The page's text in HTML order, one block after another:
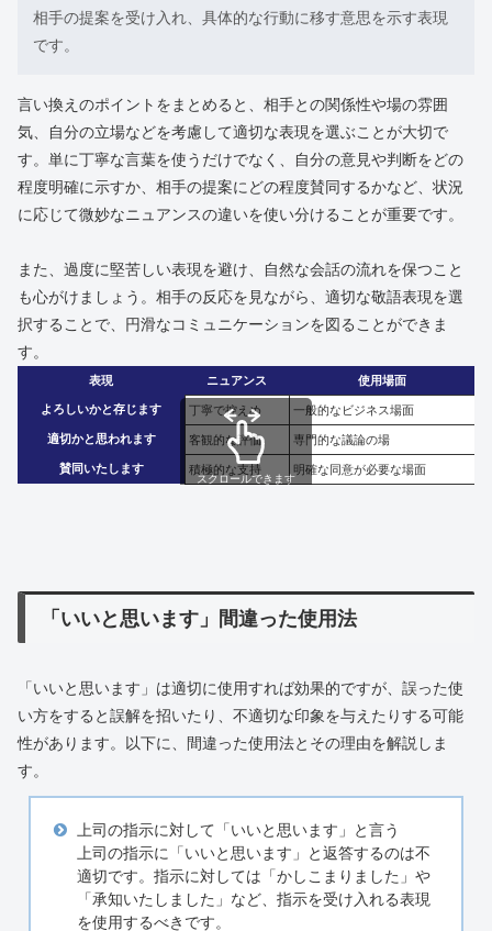
相手の提案を受け入れ、具体的な行動に移す意思を示す表現
です。
言い換えのポイントをまとめると、相手との関係性や場の雰囲
気、自分の立場などを考慮して適切な表現を選ぶことが大切で
す。単に丁寧な言葉を使うだけでなく、自分の意見や判断をどの
程度明確に示すか、相手の提案にどの程度賛同するかなど、状況
に応じて微妙なニュアンスの違いを使い分けることが重要です。
また、過度に堅苦しい表現を避け、自然な会話の流れを保つこと
も心がけましょう。相手の反応を見ながら、適切な敬語表現を選
択することで、円滑なコミュニケーションを図ることができま
す。
表現 ニュアンス 使用場面
よろしいかと存じます 丁寧で控えめ 一般的なビジネス場面
適切かと思われます 客観的な評価 専門的な議論の場
賛同いたします 積極的な支持 明確な同意が必要な場面
スクロールできます
「いいと思います」間違った使用法
「いいと思います」は適切に使用すれば効果的ですが、誤った使
い方をすると誤解を招いたり、不適切な印象を与えたりする可能
性があります。以下に、間違った使用法とその理由を解説しま
す。
上司の指示に対して「いいと思います」と言う
上司の指示に「いいと思います」と返答するのは不
適切です。指示に対しては「かしこまりました」や
「承知いたしました」など、指示を受け入れる表現
を使用するべきです。